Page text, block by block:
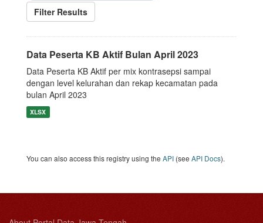
Filter Results
Data Peserta KB Aktif Bulan April 2023
Data Peserta KB Aktif per mix kontrasepsi sampai
dengan level kelurahan dan rekap kecamatan pada
bulan April 2023
XLSX
You can also access this registry using the API (see API Docs).